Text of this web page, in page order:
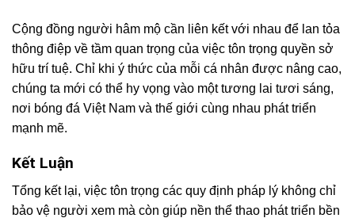
Cộng đồng người hâm mộ cần liên kết với nhau để lan tỏa
thông điệp về tầm quan trọng của việc tôn trọng quyền sở
hữu trí tuệ. Chỉ khi ý thức của mỗi cá nhân được nâng cao,
chúng ta mới có thể hy vọng vào một tương lai tươi sáng,
nơi bóng đá Việt Nam và thế giới cùng nhau phát triển
mạnh mẽ.
Kết Luận
Tổng kết lại, việc tôn trọng các quy định pháp lý không chỉ
bảo vệ người xem mà còn giúp nền thể thao phát triển bền